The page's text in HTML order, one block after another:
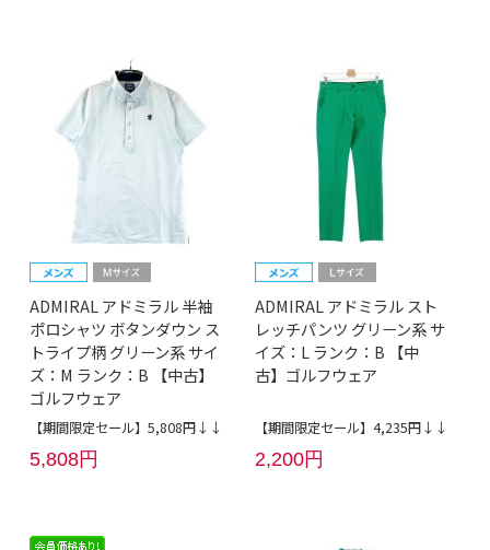
ADMIRAL アドミラル 半袖
ポロシャツ ボタンダウン ス
トライプ柄 グリーン系 サイ
ズ：M ランク：B 【中古】
ゴルフウェア
【期間限定セール】5,808円↓↓
5,808円
ADMIRAL アドミラル スト
レッチパンツ グリーン系 サ
イズ：L ランク：B 【中
古】ゴルフウェア
【期間限定セール】4,235円↓↓
2,200円